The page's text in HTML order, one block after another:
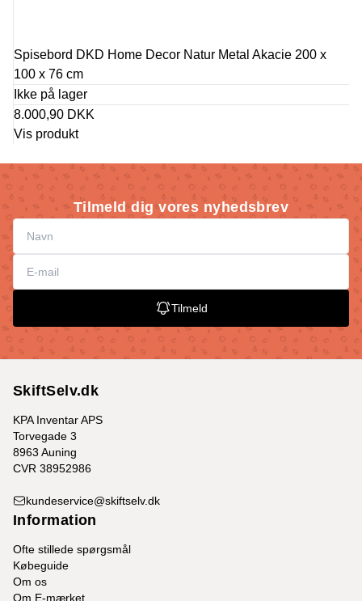
Spisebord DKD Home Decor Natur Metal Akacie 200 x
100 x 76 cm
Ikke på lager
8.000,90 DKK
Vis produkt
Tilmeld dig vores nyhedsbrev
Tilmeld
SkiftSelv.dk
KPA Inventar APS
Torvegade 3
8963 Auning
CVR 38952986
kundeservice@skiftselv.dk
Information
Ofte stillede spørgsmål
Købeguide
Om os
Om E-mærket